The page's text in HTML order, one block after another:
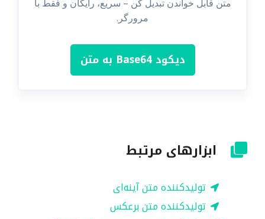
متن قابل خواندن تبدیل کن – سریع، رایگان و فقط با
مرورگر.
دیکود Base64 به متن
ابزارهای مرتبط
تولیدکننده متن آینه‌ای
تولیدکننده متن برعکس